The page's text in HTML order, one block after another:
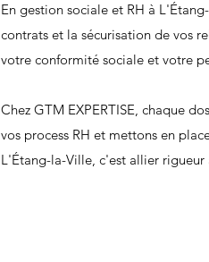
En gestion sociale et RH à
contrats et la sécurisation de vos
votre conformité sociale et votre
Chez GTM EXPERTISE, chaque
vos process RH et mettons en
L'Étang-la-Ville, c'est allier